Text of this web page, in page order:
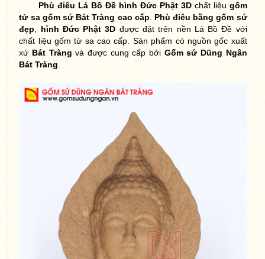
Phù điêu Lá Bồ Đề hình Đức Phật 3Dchất liệugốm
tử sa gốm sứ Bát Tràng cao cấp
Phù điêu bằng gốm sứ
đẹp
hình Đức Phật 3D được đặt trên nền Lá Bồ Đề với
chất liệu gốm tử sa cao cấp. Sản phẩm có nguồn gốc xuất
xứ Bát Tràng và được cung cấp bởi Gốm sứ Dũng Ngân
Bát Tràng